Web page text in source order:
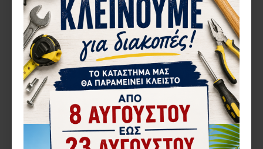
ΑΜΟΡΤΙΣΕΡ EUROPA 2000 KAI 100 ΣΤΟΠΕΡ 181.4 20-20-007
0,06€ 0,58€
ΠΕΡΙΓΡΑ΄ΦΉ
ΛΑΜΑΚΙ EUROPA6000
ΑΠΟΣΤΑΤIKO ΜΠΙΝΙ ΔΙΦΥΛΛΟΥ
20-07-168 XL-04
ΑΞΙΟΛΟΓΉΣΕΙΣ